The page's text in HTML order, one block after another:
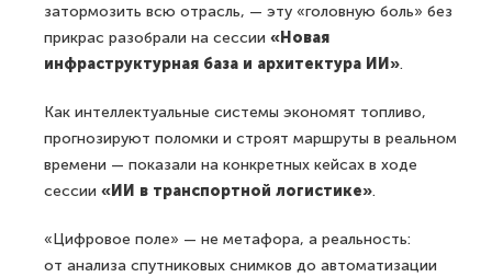
затормозить всю отрасль, — эту «головную боль» без
прикрас разобрали на сессии «Новая
инфраструктурная база и архитектура ИИ».
Как интеллектуальные системы экономят топливо,
прогнозируют поломки и строят маршруты в реальном
времени — показали на конкретных кейсах в ходе
сессии «ИИ в транспортной логистике».
«Цифровое поле» — не метафора, а реальность:
от анализа спутниковых снимков до автоматизации